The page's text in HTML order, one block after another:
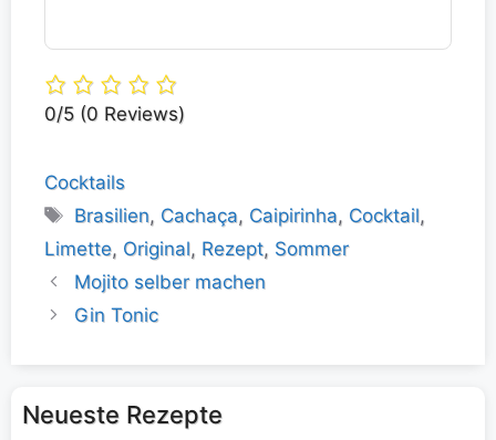
0/5 (0 Reviews)
Kategorien
Cocktails
Schlagwörter
Brasilien, Cachaça, Caipirinha, Cocktail,
Limette, Original, Rezept, Sommer
Mojito selber machen
Gin Tonic
Neueste Rezepte